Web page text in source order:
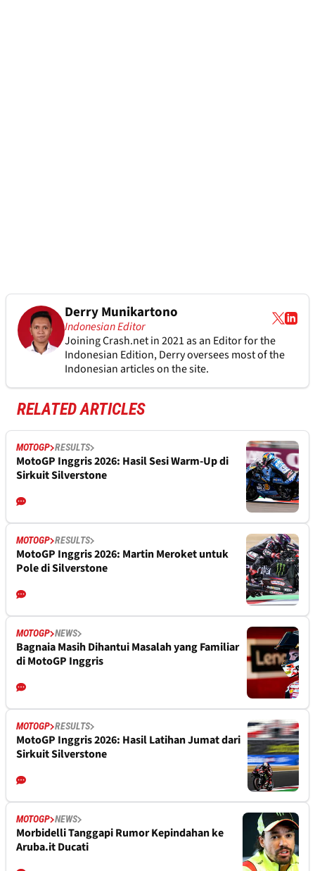
Derry Munikartono
Indonesian Editor
Joining Crash.net in 2021 as an Editor for the
Indonesian Edition, Derry oversees most of the
Indonesian articles on the site.
RELATED ARTICLES
MOTOGP RESULTS
MotoGP Inggris 2026: Hasil Sesi Warm-Up di
Sirkuit Silverstone
MOTOGP RESULTS
MotoGP Inggris 2026: Martin Meroket untuk
Pole di Silverstone
MOTOGP NEWS
Bagnaia Masih Dihantui Masalah yang Familiar
di MotoGP Inggris
MOTOGP RESULTS
MotoGP Inggris 2026: Hasil Latihan Jumat dari
Sirkuit Silverstone
MOTOGP NEWS
Morbidelli Tanggapi Rumor Kepindahan ke
Aruba.it Ducati